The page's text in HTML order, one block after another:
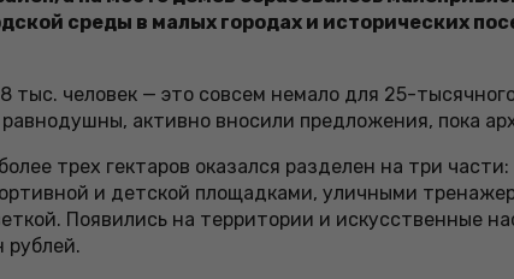
среды в малых городах и исторических
тыс. человек — это совсем немало для 25-
активно вносили предложения, пока
трех гектаров оказался разделен на три
и детской площадками, уличными
Появились на территории и искусственные
рублей.